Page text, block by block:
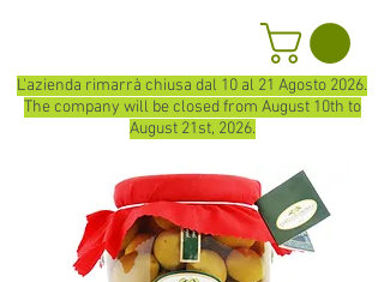
L'azienda rimarrà chiusa dal 10 al 21 Agosto 2026.
The company will be closed from August 10th to
August 21st, 2026.